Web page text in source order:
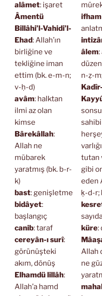
alâmet: işaret
Âmentü
Billâhi’l-Vahidi’l-
Ehad: Allah’ın
birliğine ve
tekliğine iman
ettim (bk. e-m-n;
v-ḥ-d)
avâm: halktan
ilmi az olan
kimse
Bârekâllah:
Allah ne
mübarek
yaratmış (bk. b-r-
k)
bast: genişletme
bidâyet:
başlangıç
canib: taraf
cereyân-ı surî:
görünüşteki
akım, dönüş
Elhamdü lillâh:
Allah’a hamd
âlem:
n-ẓ-
tutan
gibi
eden
ḳ-d-r;
küre:
Allah
ne